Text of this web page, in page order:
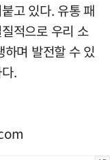
고 있다. 유통 패
적으로 우리 소
하며 발전할 수 있
.